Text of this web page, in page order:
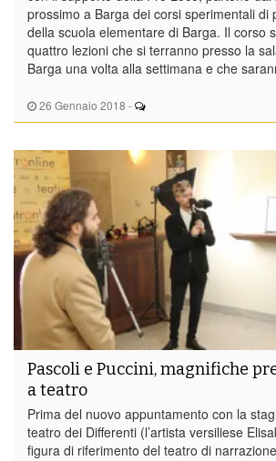
26 Gennaio 2018 -
prossimo a Barga dei corsi sperimentali di
della scuola elementare di Barga. Il corso
quattro lezioni che si terranno presso la
Barga una volta alla settimana e che
Pascoli e Puccini, magnifiche
a teatro
Prima del nuovo appuntamento con la
teatro dei Differenti (l’artista versiliese
figura di riferimento del teatro di